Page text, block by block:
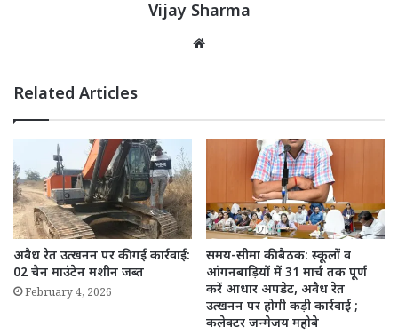
Vijay Sharma
Related Articles
अवैध रेत उत्खनन पर की गई कार्रवाई:
02 चैन माउंटेन मशीन जब्त
February 4, 2026
समय-सीमा की बैठक: स्कूलों व
आंगनबाड़ियों में 31 मार्च तक पूर्ण
करें आधार अपडेट, अवैध रेत
उत्खनन पर होगी कड़ी कार्रवाई ;
कलेक्टर जन्मेजय महोबे